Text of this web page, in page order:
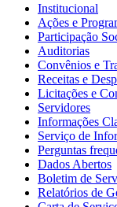
Institucional
Ações e
Participação
Auditorias
Convênios e
Receitas e
Licitações e
Servidores
Informações
Serviço de
Perguntas
Dados Abertos
Boletim de
Relatórios de